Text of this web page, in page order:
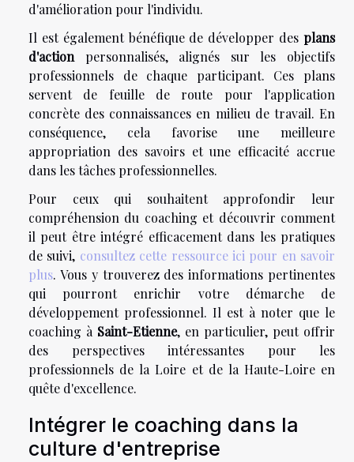
d'amélioration pour l'individu.
Il est également bénéfique de développer des plans
d'actionpersonnalisés, alignés sur les objectifs
professionnels de chaque participant. Ces plans
servent de feuille de route pour l'application
concrète des connaissances en milieu de travail. En
conséquence, cela favorise une meilleure
appropriation des savoirs et une efficacité accrue
dans les tâches professionnelles.
Pour ceux qui souhaitent approfondir leur
compréhension du coaching et découvrir comment
il peut être intégré efficacement dans les pratiques
de suivi, consultez cette ressource ici pour en savoir
plus. Vous y trouverez des informations pertinentes
qui pourront enrichir votre démarche de
développement professionnel. Il est à noter que le
coaching à Saint-Etienne, en particulier, peut offrir
des perspectives intéressantes pour les
professionnels de la Loire et de la Haute-Loire en
quête d'excellence.
Intégrer le coaching dans la
culture d'entreprise